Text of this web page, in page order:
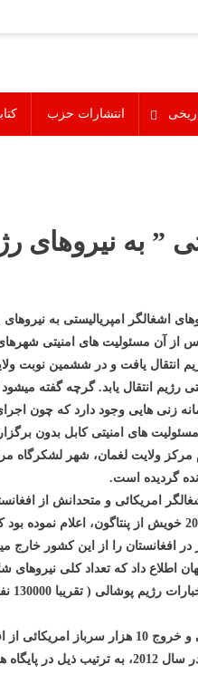
انتشارات حزب
” به نیروهای
اشغالگر امپریالیستی به
از ولایت بامیان آغاز گردید و پس از
انتقال یافت و در ششمین
رژیم انتقال یابد. گرچه گفته
هایی وجود دارد که چون
های امنیتی کابل بدون
لغمان، شهر لشکرگاه
گردیده است.
امریکائی و متحدانش از
خواهند برد: